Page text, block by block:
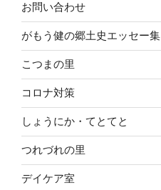
お問い合わせ
がもう健の郷土史エッセー集
こつまの里
コロナ対策
しょうにか・てとてと
つれづれの里
デイケア室